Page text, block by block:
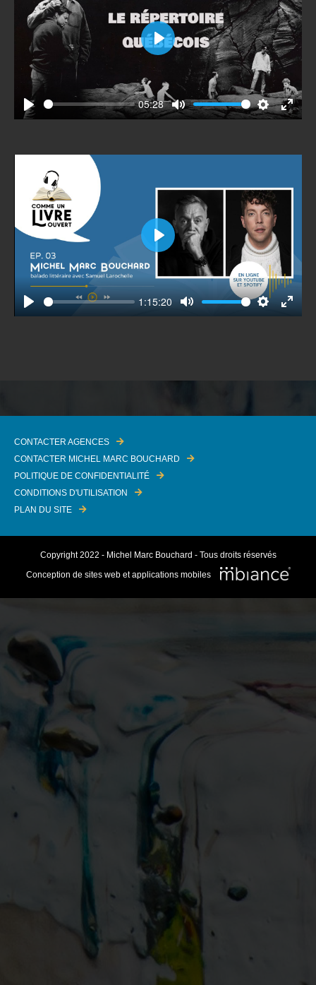
Play
05:28
Mute SettingsEnter
Play
Play
1:15:20
Mute SettingsEnter
Play
CONTACTER AGENCES
CONTACTER MICHEL MARC BOUCHARD
POLITIQUE DE CONFIDENTIALITÉ
CONDITIONS D'UTILISATION
PLAN DU SITE
Copyright 2022 - Michel Marc Bouchard - Tous droits réservés
Conception de sites web et applications mobiles